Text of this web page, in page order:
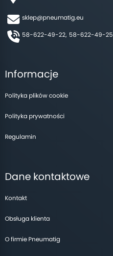
sklep@pneumatig.eu
58-622-49-22, 58-622-49-25
Informacje
Polityka plików cookie
Polityka prywatności
Regulamin
Dane kontaktowe
Kontakt
Obsługa klienta
O firmie Pneumatig